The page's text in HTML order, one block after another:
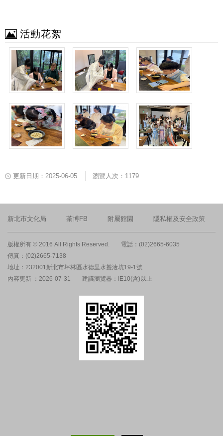
活動花絮
更新日期：2025-06-05 瀏覽人次：1179
新北市文化局 茶博FB 附屬館園 隱私權及安全政策
版權所有 © 2016 All Rights Reserved.
電話：(02)2665-6035
傳真：(02)2665-7138
地址：232001新北市坪林區水德里水聳淒坑19-1號
內容更新 ：2026-07-31
建議瀏覽器：IE10(含)以上